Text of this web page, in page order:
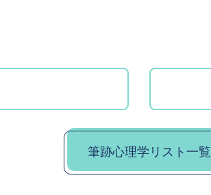
筆跡心理学リスト一覧